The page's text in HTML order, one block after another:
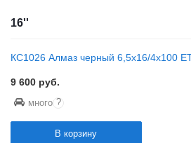
16''
КС1026 Алмаз черный 6,5x16/4x100
9 600 руб.
много ?
В корзину